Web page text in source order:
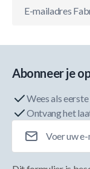
E-mailadres
Abonneer je
Wees als
Ontvang het